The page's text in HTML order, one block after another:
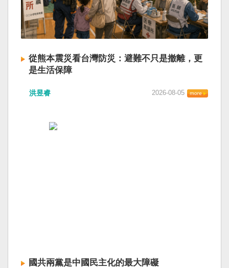
從熊本震災看台灣防災：避難不只是撤離，更
是生活保障
洪昱睿 2026-08-05
國共兩黨是中國民主化的最大障礙